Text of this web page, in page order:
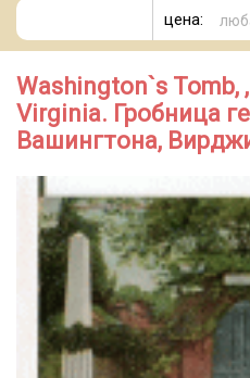
цена:
Washington`s Tomb,
Virginia. Гробница
Вашингтона,